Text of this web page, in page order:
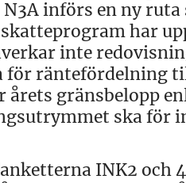
införs en ny
har
inte
för räntefördelning
årets gränsbelopp
ska för
INK2 och